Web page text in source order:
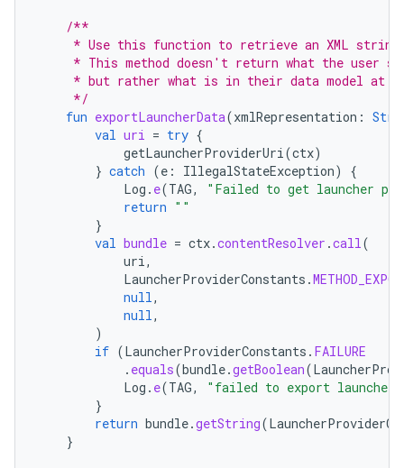
/**
* Use this function to retrieve an XML
* This method doesn't return what the user
* but rather what is in their data model at
     */
fun exportLauncherData(xmlRepresentation :
val uri = try {
getLauncherProviderUri(ctx)
} catch (e : IllegalStateException)
{
Log . e(TAG,
"Failed to get launcher
return ""
}
val bundle = ctx.contentResolver .call(
uri,
LauncherProviderConstants .
null,
null,
)
if (LauncherProviderConstants . FAILURE
. equals(bundle.getBoolean(
Log . e(TAG,
"failed to export launcher
}
return bundle.getString(
}